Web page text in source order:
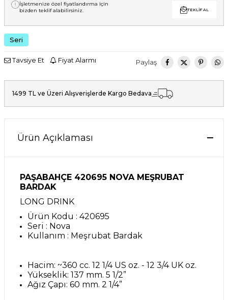
İşletmenize özel fiyatlandırma için
bizden teklif alabilirsiniz.
TEKLIF AL
Seri
Tavsiye Et Fiyat Alarmı Paylaş
1499 TL ve Üzeri Alışverişlerde Kargo Bedava
Ürün Açıklaması
PAŞABAHÇE 420695 NOVA MEŞRUBAT
BARDAK
LONG DRINK
Ürün Kodu : 420695
Seri : Nova
Kullanım : Meşrubat Bardak
Hacim: ~360 cc. 12 1/4 US oz. - 12 3/4 UK oz.
Yükseklik: 137 mm. 5 1/2”
Ağız Çapı: 60 mm. 2 1/4”